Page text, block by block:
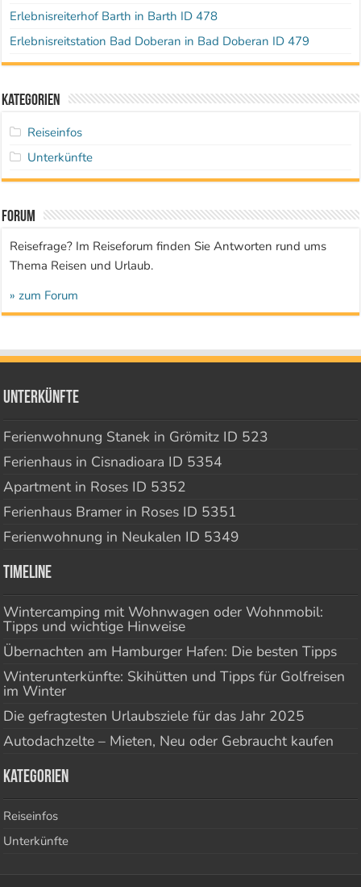
Erlebnisreiterhof Barth in Barth ID 478
Erlebnisreitstation Bad Doberan in Bad Doberan ID 479
Kategorien
Reiseinfos
Unterkünfte
Forum
Reisefrage? Im Reiseforum finden Sie Antworten rund ums
Thema Reisen und Urlaub.
» zum Forum
Unterkünfte
Ferienwohnung Stanek in Grömitz ID 523
Ferienhaus in Cisnadioara ID 5354
Apartment in Roses ID 5352
Ferienhaus Bramer in Roses ID 5351
Ferienwohnung in Neukalen ID 5349
Timeline
Wintercamping mit Wohnwagen oder Wohnmobil:
Tipps und wichtige Hinweise
Übernachten am Hamburger Hafen: Die besten Tipps
Winterunterkünfte: Skihütten und Tipps für Golfreisen
im Winter
Die gefragtesten Urlaubsziele für das Jahr 2025
Autodachzelte – Mieten, Neu oder Gebraucht kaufen
Kategorien
Reiseinfos
Unterkünfte